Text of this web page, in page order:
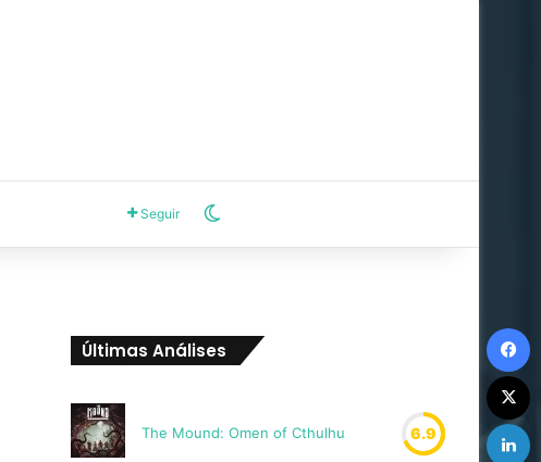
Seguir
Últimas Análises
The Mound: Omen of Cthulhu 6.9